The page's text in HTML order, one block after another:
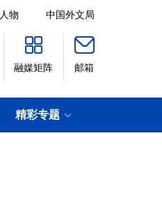
物 中国外文局
融媒矩阵 邮箱
精彩专题